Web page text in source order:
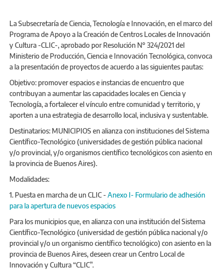
La Subsecretaría de Ciencia, Tecnología e Innovación, en el marco del
Programa de Apoyo a la Creación de Centros Locales de Innovación
y Cultura -CLIC-, aprobado por Resolución N° 324/2021 del
Ministerio de Producción, Ciencia e Innovación Tecnológica, convoca
a la presentación de proyectos de acuerdo a las siguientes pautas:
Objetivo: promover espacios e instancias de encuentro que
contribuyan a aumentar las capacidades locales en Ciencia y
Tecnología, a fortalecer el vínculo entre comunidad y territorio, y
aporten a una estrategia de desarrollo local, inclusiva y sustentable.
Destinatarios: MUNICIPIOS en alianza con instituciones del Sistema
Científico-Tecnológico (universidades de gestión pública nacional
y/o provincial, y/o organismos científico tecnológicos con asiento en
la provincia de Buenos Aires).
Modalidades:
1. Puesta en marcha de un CLIC - Anexo I- Formulario de adhesión
para la apertura de nuevos espacios
Para los municipios que, en alianza con una institución del Sistema
Científico-Tecnológico (universidad de gestión pública nacional y/o
provincial y/o un organismo científico tecnológico) con asiento en la
provincia de Buenos Aires, deseen crear un Centro Local de
Innovación y Cultura “CLIC”.